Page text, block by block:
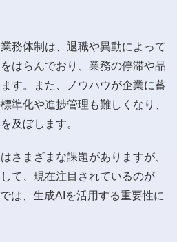
務体制は、退職や異動によって
はらんでおり、業務の停滞や品
す。また、ノウハウが企業に蓄
準化や進捗管理も難しくなり、
及ぼします。
さまざまな課題がありますが、
て、現在注目されているのが
は、生成AIを活用する重要性に